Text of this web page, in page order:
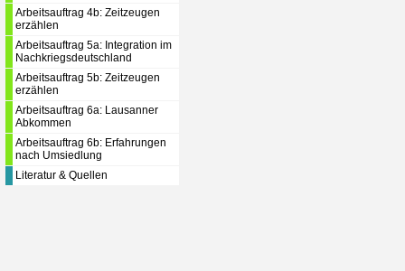
Arbeitsauftrag 4b: Zeitzeugen
erzählen
Arbeitsauftrag 5a: Integration im
Nachkriegsdeutschland
Arbeitsauftrag 5b: Zeitzeugen
erzählen
Arbeitsauftrag 6a: Lausanner
Abkommen
Arbeitsauftrag 6b: Erfahrungen
nach Umsiedlung
Literatur & Quellen